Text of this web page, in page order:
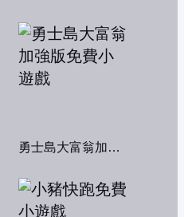
勇士島大富翁加強版